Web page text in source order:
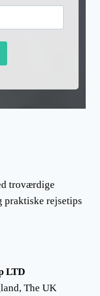
troværdige
praktiske rejsetips
LTD
The UK